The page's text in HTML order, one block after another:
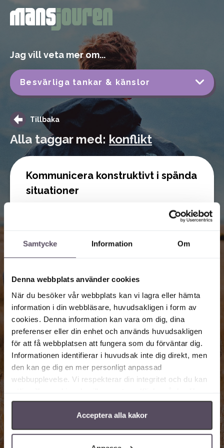
Samtycke Information Om
Denna webbplats använder cookies
När du besöker vår webbplats kan vi lagra eller hämta
information i din webbläsare, huvudsakligen i form av
cookies. Denna information kan vara om dig, dina
preferenser eller din enhet och används huvudsakligen
för att få webbplatsen att fungera som du förväntar dig.
Informationen identifierar i huvudsak inte dig direkt, men
den kan ge dig en mer personligt anpassad
webbupplevelse. Vi respekterar din integritet och du kan
kategorirubrikerna för att ta reda på mer och ändra våra
standardinställningar. Observera att blockering av
cookies kan påverka din upplevelse av webbplatsen och
Acceptera alla kakor
Jag vill veta mer om...
Besvärliga tankar & känslor
Tillbaka
Alla taggar med: konflikt
Kommunicera konstruktivt i spända
situationer